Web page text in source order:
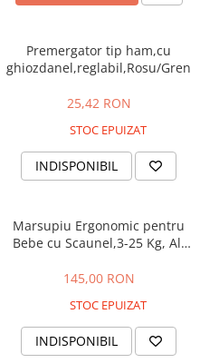
Premergator tip ham,cu
ghiozdanel,reglabil,Rosu/Grena
25,42 RON
STOC EPUIZAT
INDISPONIBIL
Marsupiu Ergonomic pentru
Bebe cu Scaunel,3-25 Kg, All
Bumbac,10 Pozitii,maro
145,00 RON
STOC EPUIZAT
INDISPONIBIL